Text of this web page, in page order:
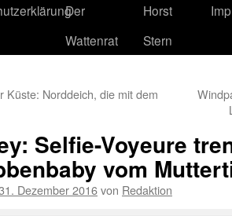
Der
Wattenrat
Horst
Stern
Küste: Norddeich, die mit dem
Selfie-Voyeure
vom
Dezember 2016von Redaktion